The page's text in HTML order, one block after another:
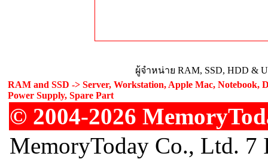
ผู้จำหน่าย RAM, SSD, HDD &
RAM and SSD -> Server, Workstation, Apple Mac, Notebook,
Power Supply, Spare Part
© 2004-2026
MemoryToday Co., Ltd.